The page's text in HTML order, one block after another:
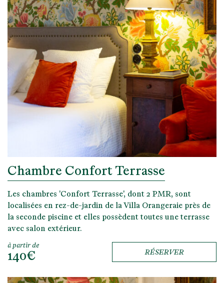
Chambre Confort Terrasse
Les chambres 'Confort Terrasse', dont 2 PMR, sont
localisées en rez-de-jardin de la Villa Orangeraie près de
la seconde piscine et elles possèdent toutes une terrasse
avec salon extérieur.
à partir de
140€ RÉSERVER